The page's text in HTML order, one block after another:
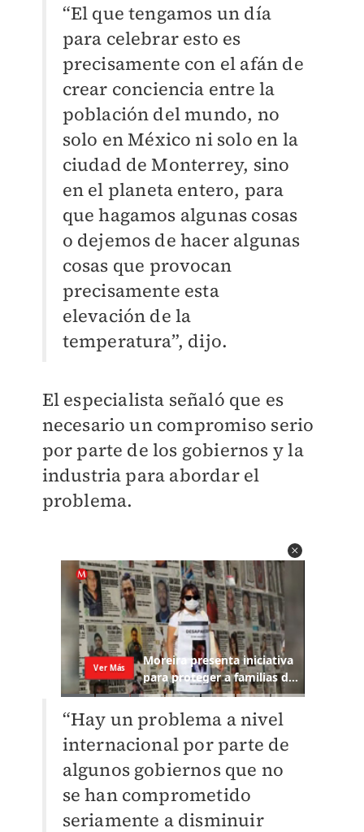
“El que tengamos un día
para celebrar esto es
precisamente con el afán de
crear conciencia entre la
población del mundo, no
solo en México ni solo en la
ciudad de Monterrey, sino
en el planeta entero, para
que hagamos algunas cosas
o dejemos de hacer algunas
cosas que provocan
precisamente esta
elevación de la
temperatura”, dijo.
El especialista señaló que es
necesario un compromiso serio
por parte de los gobiernos y la
industria para abordar el
problema.
“Hay un problema a nivel
internacional por parte de
algunos gobiernos que no
se han comprometido
seriamente a disminuir